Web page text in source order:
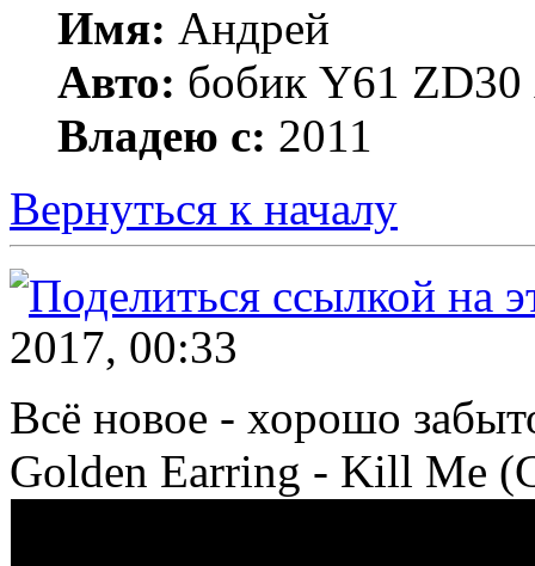
Имя: Андрей
Авто: бобик Y61
Владею с: 2011
Вернуться к началу
2017, 00:33
Всё новое - хорошо
Golden Earring - Kill Me